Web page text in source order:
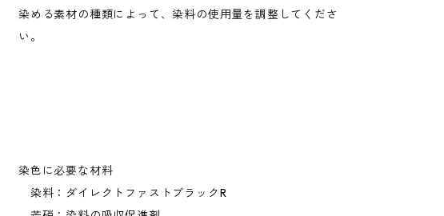
染める素材の種類によって、染料の使用量を調整してくださ
い。
染色に必要な材料
染料：ダイレクトファストブラックR